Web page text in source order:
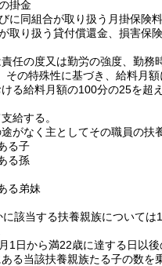
掛金
に同組合が取り扱う月掛保険
取り扱う貸付償還金、損害保
任の度又は勤労の強度、勤
の特殊性に基づき、給料月
る給料月額の100分の25を超
給する。
がなく主としてその職員の扶
る子
る孫
る弟妹
に該当する扶養親族については
1日から満22歳に達する日以
る当該扶養親族たる子の数を